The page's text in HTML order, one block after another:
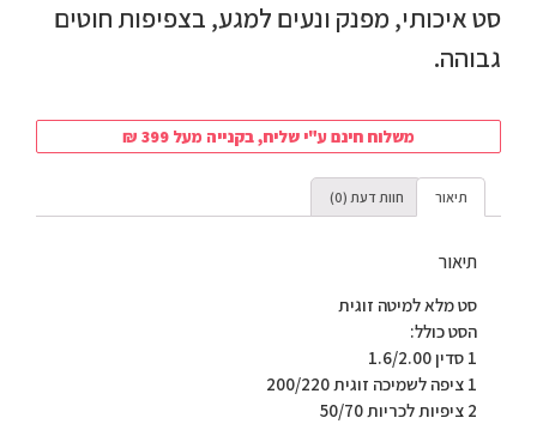
סט איכותי, מפנק ונעים למגע, בצפיפות חוטים
גבוהה.
משלוח חינם ע"י שליח, בקנייה מעל 399 ₪
תיאור חוות דעת (0)
תיאור
סט מלא למיטה זוגית
הסט כולל:
1 סדין 1.6/2.00
1 ציפה לשמיכה זוגית 200/220
2 ציפיות לכריות 50/70